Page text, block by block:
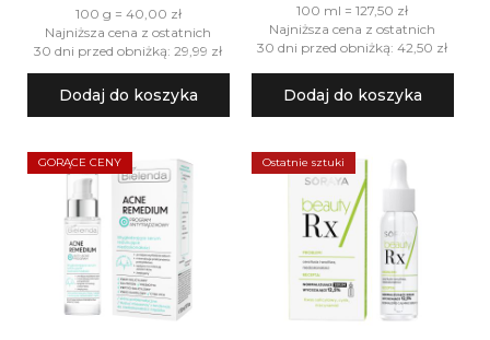
100 g = 40,00 zł
Najniższa cena z ostatnich
30 dni przed obniżką: 29,99 zł
Dodaj do koszyka
100 ml = 127,50 zł
Najniższa cena z ostatnich
30 dni przed obniżką: 42,50 zł
Dodaj do koszyka
GORĄCE CENY Ostatnie sztuki